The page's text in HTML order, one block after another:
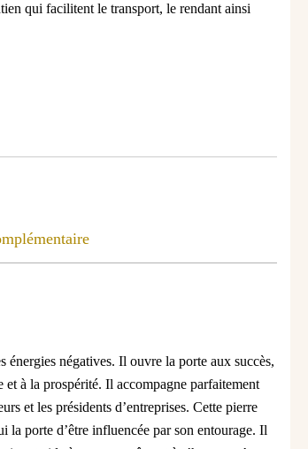
qui facilitent le transport, le rendant ainsi
négatives. Il ouvre la porte aux succès,
et à la prospérité. Il accompagne parfaitement
et les présidents d’entreprises. Cette pierre
la porte d’être influencée par son entourage. Il